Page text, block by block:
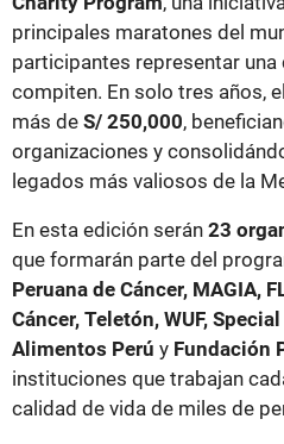
principales maratones del
participantes representar
compiten. En solo tres años,
más de S/ 250,000,
organizaciones y
legados más valiosos de la
En esta edición serán 23
que formarán parte del
Peruana de Cáncer, MAGIA,
Cáncer, Teletón, WUF,
Alimentos Perú y Fundación
instituciones que trabajan
calidad de vida de miles de